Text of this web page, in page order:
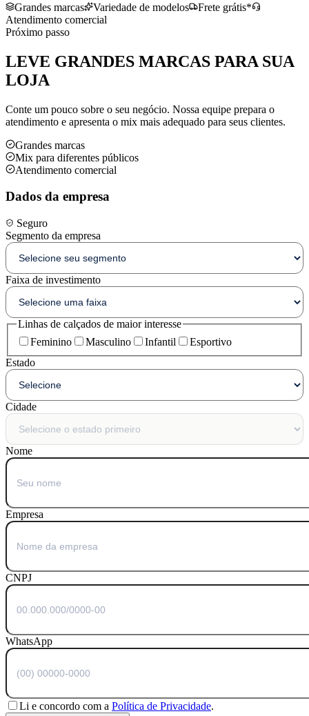
Grandes marcas
Variedade de modelos
Frete grátis*
Atendimento comercial
Próximo passo
LEVE GRANDES MARCAS PARA SUA
LOJA
Conte um pouco sobre o seu negócio. Nossa equipe prepara o
atendimento e apresenta o mix mais adequado para seus clientes.
Grandes marcas
Mix para diferentes públicos
Atendimento comercial
Dados da empresa
Seguro
Segmento da empresa
Faixa de investimento
Linhas de calçados de maior interesse
Feminino
Masculino Infantil
Esportivo
Estado
Cidade
Nome
Empresa
CNPJ
WhatsApp
Li e concordo com a Política de Privacidade.